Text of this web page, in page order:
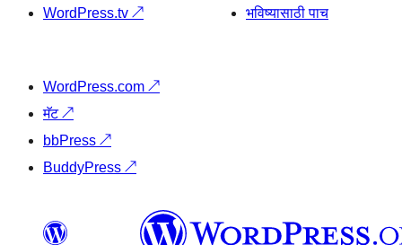
WordPress.tv ↗
भविष्यासाठी पाच
WordPress.com ↗
मॅट↗
bbPress ↗
BuddyPress ↗